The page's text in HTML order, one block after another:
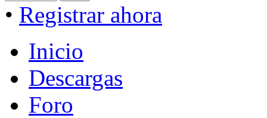
• Registrar ahora
Inicio
Descargas
Foro